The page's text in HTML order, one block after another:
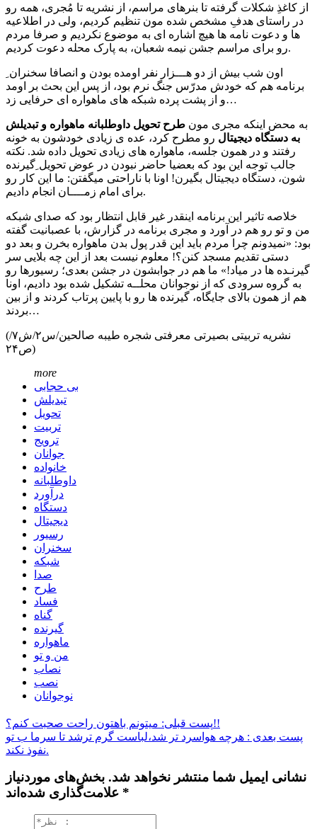
از کاغذِ شکلات گرفته تا بنرهای مراسم، از نشریه تا مُجری، همه رو
در راستای هدفِ مشخص شده مون تنظیم کردیم، ولی در اطلاعیه
ها و دعوت نامه ها هیچ اشاره ای به موضوع نکردیم و صرفا مردم
رو برای مراسم جشن نیمه شعبان، به پارک محله دعوت کردیم.
اون شب بیش از دو هـــزار نفر اومده بودن و انصافا سخنران ِ
برنامه هم که خودش مدرّس جنگ نرم بود، از پس این بحث بر اومد
و از پشت پرده شبکه های ماهواره ای حرفایی زد…
به محض اینکه مجری مون طرح تحویل داوطلبانه ماهواره و تبدیلش
به دستگاه دیجیتال رو مطرح کرد، عده ی زیادی خودشون به خونه
رفتند و در همون جلسه، ماهواره های زیادی تحویل داده شد. نکته
جالب توجه این بود که بعضیا حاضر نبودن در عوض تحویل ِگیرنده
شون، دستگاه دیجیتال بگیرن! اونا با ناراحتی میگفتن: ما این کار رو
برای امام زمــــان انجام دادیم.
خلاصه تاثیر این برنامه اینقدر غیر قابل انتظار بود که صدای شبکه
من و تو رو هم در آورد و مجری برنامه در گزارش، با عصبانیت گفته
بود: «نمیدونم چرا مردم باید این قدر پول بدن ماهواره بخرن و بعد دو
دستی تقدیم مسجد کنن؟! معلوم نیست بعد از این چه بلایی سر
گیرنـده ها در میاد!» ما هم در جوابشون در جشن بعدی؛ رسیورها رو
به گروه سرودی که از نوجوانان محلــه تشکیل شده بود دادیم، اونا
هم از همون بالای جایگاه، گیرنده ها رو با پایین پرتاب کردند و از بین
بردند…
(نشریه تربیتی بصیرتی معرفتی شجره طیبه صالحین/س۲/ش۷/
ص۲۴)
more
بی حجابی
تبدیلش
تحویل
تربیت
ترویج
جوانان
خانواده
داوطلبانه
درآورد
دستگاه
دیجیتال
رسیور
سخنران
شبکه
صدا
طرح
فساد
گناه
گیرنده
ماهواره
من و تو
نصاب
نصب
نوجوانان
پست قبلی: میتونم باهتون راحت صحبت کنم؟!!
پست بعدی : هرچه هواسرد تر شد،لباست گرم ترشد تا سرما ب تو
نفوذ نکند.
نشانی ایمیل شما منتشر نخواهد شد. بخش‌های موردنیاز
علامت‌گذاری شده‌اند *